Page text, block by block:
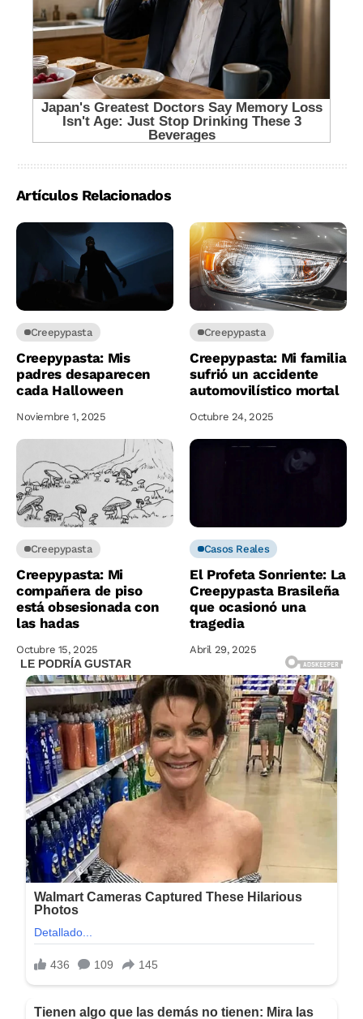
Artículos Relacionados
Creepypasta
Creepypasta: Mis
padres desaparecen
cada Halloween
Noviembre 1, 2025
Creepypasta
Creepypasta: Mi familia
sufrió un accidente
automovilístico mortal
Octubre 24, 2025
Creepypasta
Creepypasta: Mi
compañera de piso
está obsesionada con
las hadas
Octubre 15, 2025
Casos Reales
El Profeta Sonriente: La
Creepypasta Brasileña
que ocasionó una
tragedia
Abril 29, 2025